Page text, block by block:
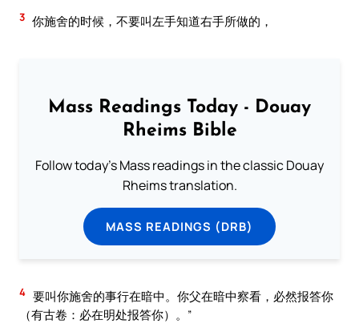
3 你施舍的时候，不要叫左手知道右手所做的，
Mass Readings Today - Douay
Rheims Bible
Follow today's Mass readings in the classic Douay
Rheims translation.
MASS READINGS (DRB)
4 要叫你施舍的事行在暗中。你父在暗中察看，必然报答你
（有古卷：必在明处报答你）。”